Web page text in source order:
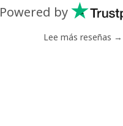
Powered by
Lee más reseñas →